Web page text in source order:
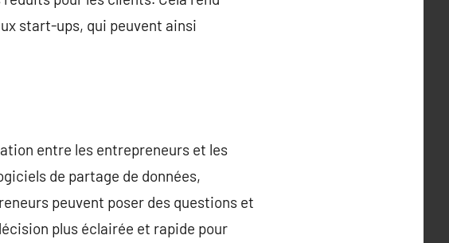
start-ups, qui peuvent ainsi
entre les entrepreneurs et les
de partage de données,
peuvent poser des questions et
plus éclairée et rapide pour